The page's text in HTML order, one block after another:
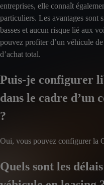
entreprises, elle connaît
particuliers. Les avantages sont
basses et aucun risque lié aux
pouvez profiter d’un véhicule
d’achat total.
Puis-je configurer
dans le cadre d’un
?
Oui, vous pouvez configurer la
Quels sont les